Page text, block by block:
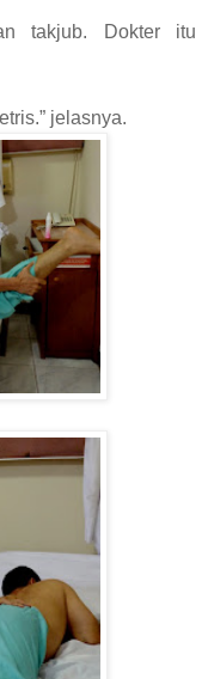
takjub. Dokter itu
jelasnya.